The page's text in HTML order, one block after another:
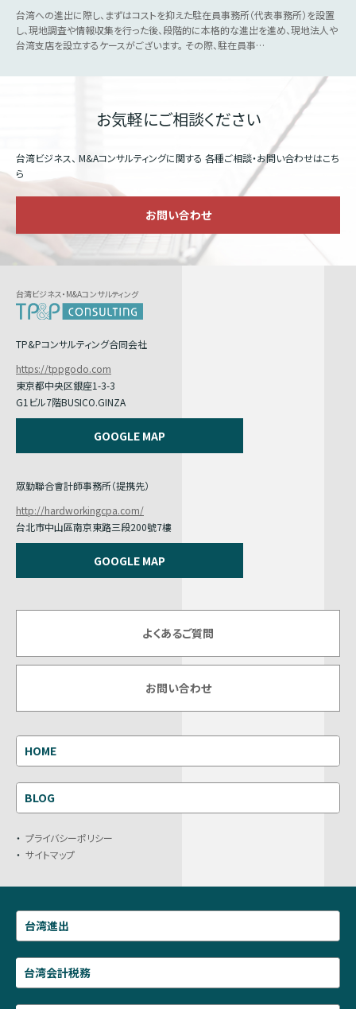
台湾への進出に際し、まずはコストを抑えた駐在員事務所（代表事務所）を設置
し、現地調査や情報収集を行った後、段階的に本格的な進出を進め、現地法人や
台湾支店を設立するケースがございます。 その際、駐在員事…
お気軽にご相談ください
台湾ビジネス、 M&Aコンサルティングに関する 各種ご相談・お問い合わせはこち
ら
お問い合わせ
台湾ビジネス・M&Aコンサルティング
TP&Pコンサルティング合同会社
https://tppgodo.com
東京都中央区銀座1-3-3
G1ビル7階BUSICO.GINZA
GOOGLE MAP
眾勤聯合會計師事務所（提携先）
http://hardworkingcpa.com/
台北市中山區南京東路三段200號7樓
GOOGLE MAP
よくあるご質問
お問い合わせ
HOME
BLOG
プライバシーポリシー
サイトマップ
台湾進出
台湾会計税務